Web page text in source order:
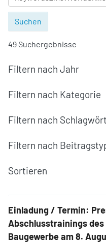
49 Suchergebnisse
Filtern nach Jahr
Filtern nach Kategorie
Filtern nach
Filtern nach
Sortieren
Einladung / Termin:
Abschlusstrainings
Baugewerbe am 8.